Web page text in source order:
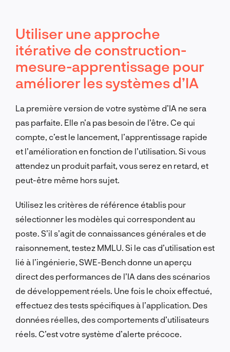
Utiliser une approche
itérative de construction-
mesure-apprentissage pour
améliorer les systèmes d’IA
La première version de votre système d’IA ne sera
pas parfaite. Elle n’a pas besoin de l’être. Ce qui
compte, c’est le lancement, l’apprentissage rapide
et l’amélioration en fonction de l’utilisation. Si vous
attendez un produit parfait, vous serez en retard, et
peut-être même hors sujet.
Utilisez les critères de référence établis pour
sélectionner les modèles qui correspondent au
poste. S’il s’agit de connaissances générales et de
raisonnement, testez MMLU. Si le cas d’utilisation est
lié à l’ingénierie, SWE-Bench donne un aperçu
direct des performances de l’IA dans des scénarios
de développement réels. Une fois le choix effectué,
effectuez des tests spécifiques à l’application. Des
données réelles, des comportements d’utilisateurs
réels. C’est votre système d’alerte précoce.